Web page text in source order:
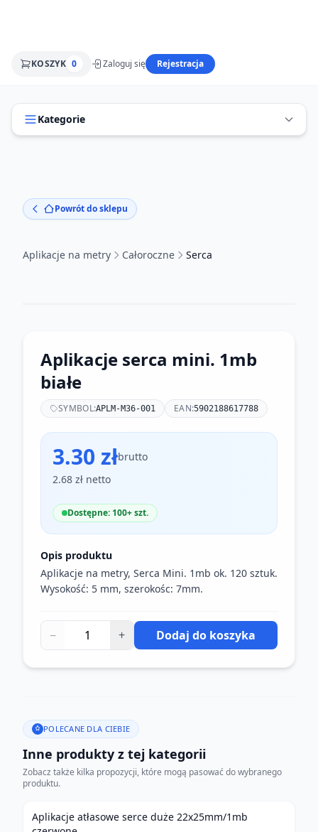
KOSZYK 0 Zaloguj się Rejestracja
Kategorie
Powrót do sklepu
Aplikacje na metry Całoroczne Serca
Aplikacje serca mini. 1mb
białe
SYMBOL:APLM-M36-001 EAN:5902188617788
3.30 złbrutto
2.68 zł netto
Dostępne: 100+ szt.
Opis produktu
Aplikacje na metry, Serca Mini. 1mb ok. 120 sztuk.
− + Dodaj do koszyka
POLECANE DLA CIEBIE
Inne produkty z tej kategorii
Zobacz także kilka propozycji, które mogą pasować do wybranego
produktu.
Aplikacje atłasowe serce duże 22x25mm/1mb